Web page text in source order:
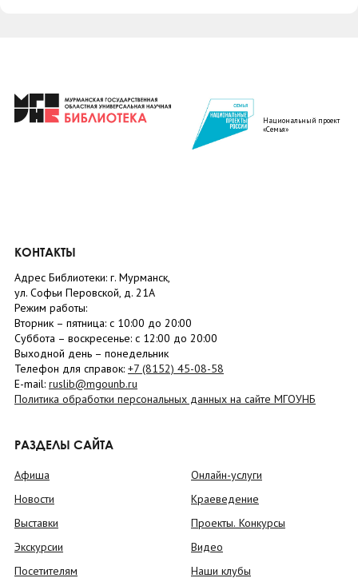
Национальный проект
«Семья»
КОНТАКТЫ
Адрес Библиотеки: г. Мурманск,
ул. Софьи Перовской, д. 21А
Режим работы:
Вторник – пятница: с 10:00 до 20:00
Суббота – воскресенье: c 12:00 до 20:00
Выходной день – понедельник
Телефон для справок: +7 (8152) 45-08-58
E-mail: ruslib@mgounb.ru
Политика обработки персональных данных на сайте МГОУНБ
РАЗДЕЛЫ САЙТА
Афиша
Новости
Выставки
Экскурсии
Посетителям
Онлайн-услуги
Краеведение
Проекты. Конкурсы
Видео
Наши клубы